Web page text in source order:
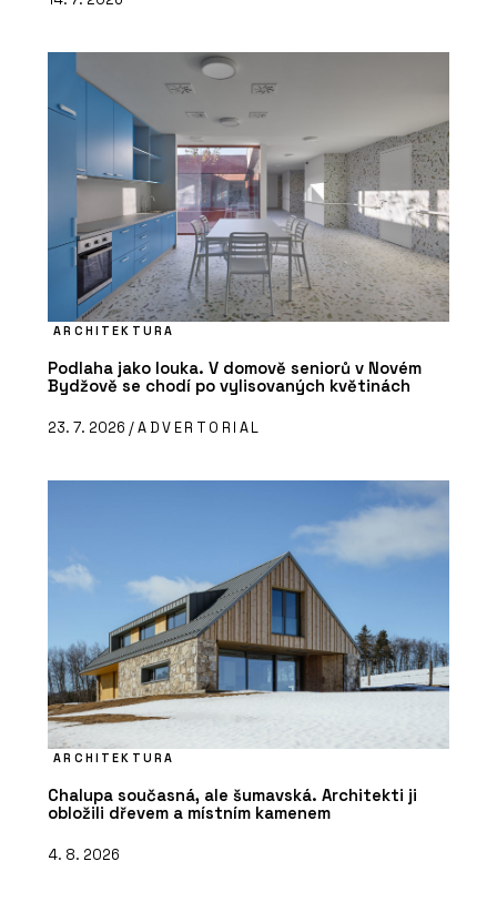
ARCHITEKTURA
Podlaha jako louka. V domově seniorů v Novém
Bydžově se chodí po vylisovaných květinách
23. 7. 2026 /ADVERTORIAL
ARCHITEKTURA
Chalupa současná, ale šumavská. Architekti ji
obložili dřevem a místním kamenem
4. 8. 2026